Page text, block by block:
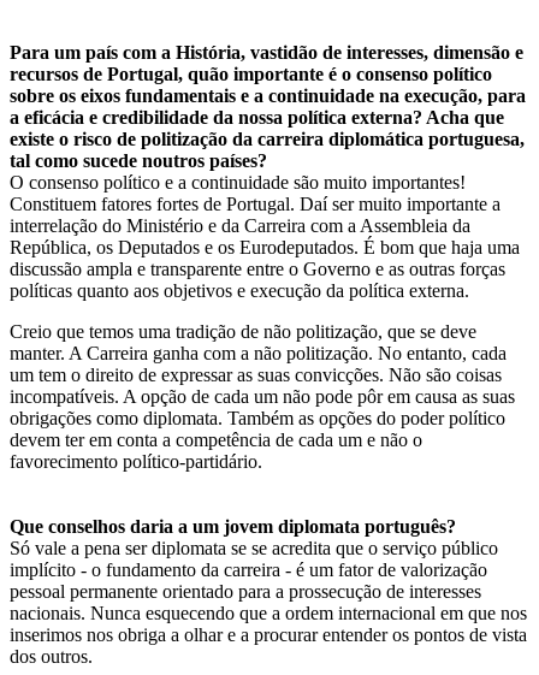
Para um país com a História, vastidão de interesses, dimensão e
recursos de Portugal, quão importante é o consenso político
sobre os eixos fundamentais e a continuidade na execução, para
a eficácia e credibilidade da nossa política externa? Acha que
existe o risco de politização da carreira diplomática portuguesa,
tal como sucede noutros países?
O consenso político e a continuidade são muito importantes!
Constituem fatores fortes de Portugal. Daí ser muito importante a
interrelação do Ministério e da Carreira com a Assembleia da
República, os Deputados e os Eurodeputados. É bom que haja uma
discussão ampla e transparente entre o Governo e as outras forças
políticas quanto aos objetivos e execução da política externa.
Creio que temos uma tradição de não politização, que se deve
manter. A Carreira ganha com a não politização. No entanto, cada
um tem o direito de expressar as suas convicções. Não são coisas
incompatíveis. A opção de cada um não pode pôr em causa as suas
obrigações como diplomata. Também as opções do poder político
devem ter em conta a competência de cada um e não o
favorecimento político-partidário.
Que conselhos daria a um jovem diplomata português?
Só vale a pena ser diplomata se se acredita que o serviço público
implícito - o fundamento da carreira - é um fator de valorização
pessoal permanente orientado para a prossecução de interesses
nacionais. Nunca esquecendo que a ordem internacional em que nos
inserimos nos obriga a olhar e a procurar entender os pontos de vista
dos outros.